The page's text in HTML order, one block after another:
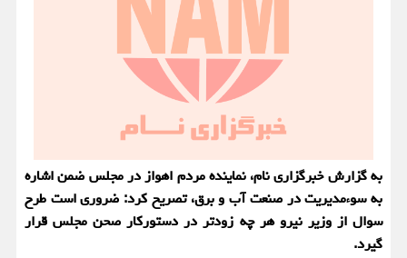
به گزارش خبرگزاری نام، نماینده مردم اهواز در مجلس ضمن اشاره
به سوءمدیریت در صنعت آب و برق، تصریح کرد: ضروری است طرح
سوال از وزیر نیرو هر چه زودتر در دستورکار صحن مجلس قرار
گیرد.